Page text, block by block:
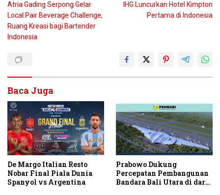
pos
Atria Gading Serpong Gelar
Local Pair Beverage Challenge,
Ruang Kreasi bagi Bartender
Indonesia
IHG Luncurkan Hotel Kimpton
Pertama di Indonesia
Baca Juga
De Margo Italian Resto
Nobar Final Piala Dunia
Spanyol vs Argentina
Prabowo Dukung
Percepatan Pembangunan
Bandara Bali Utara di darat